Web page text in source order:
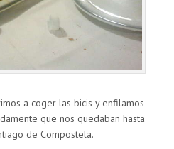
a coger las bicis y enfilamos
que nos quedaban hasta
de Compostela.